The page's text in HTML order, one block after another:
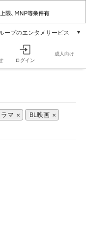
ープのエンタメサービス
/ゲーム/CD/DVD
誌読み放題
画配信
ログイン
成人向け
マ
BL映画